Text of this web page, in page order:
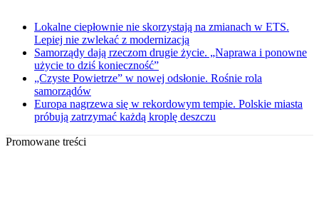
Lokalne ciepłownie nie skorzystają na zmianach w ETS.
Lepiej nie zwlekać z modernizacją
Samorządy dają rzeczom drugie życie. „Naprawa i ponowne
użycie to dziś konieczność”
„Czyste Powietrze” w nowej odsłonie. Rośnie rola
samorządów
Europa nagrzewa się w rekordowym tempie. Polskie miasta
próbują zatrzymać każdą kroplę deszczu
Promowane treści